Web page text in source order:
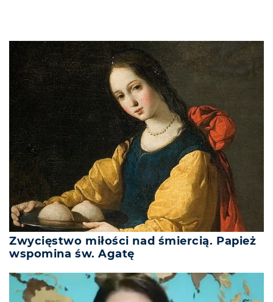
Zwycięstwo miłości nad śmiercią. Papież
wspomina św. Agatę